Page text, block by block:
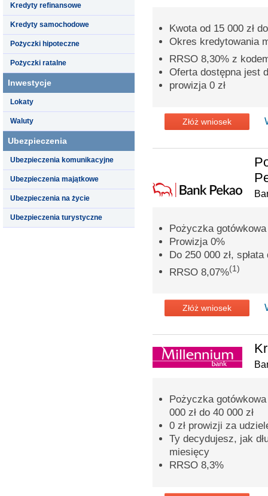
Kredyty refinansowe
Kredyty samochodowe
Pożyczki hipoteczne
Pożyczki ratalne
Inwestycje
Lokaty
Waluty
Ubezpieczenia
Ubezpieczenia komunikacyjne
Ubezpieczenia majątkowe
Ubezpieczenia na życie
Ubezpieczenia turystyczne
Kwota od 15 000 zł
Okres kredytowania
RRSO 8,30% z
Oferta dostępna jest
prowizja 0 zł
Złóż wniosek
Pożyczka
Prowizja 0%
Do 250 000 zł,
RRSO 8,07%(1)
Złóż wniosek
Pożyczka
000 zł do 40 000 zł
0 zł prowizji za
Ty decydujesz, jak
miesięcy
RRSO 8,3%